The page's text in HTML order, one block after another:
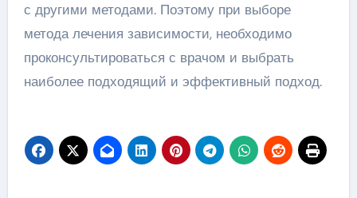
с другими методами. Поэтому при выборе
метода лечения зависимости, необходимо
проконсультироваться с врачом и выбрать
наиболее подходящий и эффективный подход.